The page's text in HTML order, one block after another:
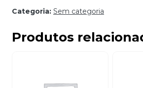
Categoria: Sem categoria
Produtos